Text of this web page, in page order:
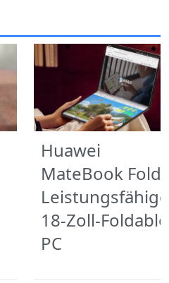
Huawei
MateBook Fold:
18-Zoll-
PC